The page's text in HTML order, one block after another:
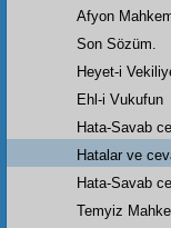
Afyon
Son Sözüm.
Heyet-i
Ehl-i Vukufun
Hata-Savab
Hatalar ve
Hata-Savab
Temyiz